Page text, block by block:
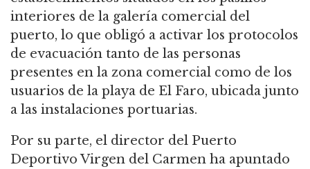
interiores de la galería comercial del
puerto, lo que obligó a activar los protocolos
de evacuación tanto de las personas
presentes en la zona comercial como de los
usuarios de la playa de El Faro, ubicada junto
a las instalaciones portuarias.
Por su parte, el director del Puerto
Deportivo Virgen del Carmen ha apuntado